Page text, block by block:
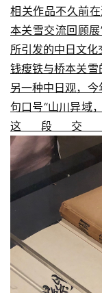
相关作品不久前
本关雪交流回顾
所引发的中日文化
钱瘦铁与桥本关
另一种中日观，
句口号“山川异域
这段交